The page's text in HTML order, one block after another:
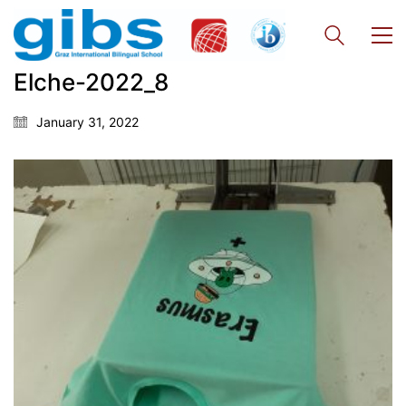
Elche-2022_8
January 31, 2022
Georgigasse 85
8020 Graz
Telephone +43 50 248 021
Fax – NO longer in use
Educational Partners
ESF\REACT Fördermaßnahme
Graz University of Technology